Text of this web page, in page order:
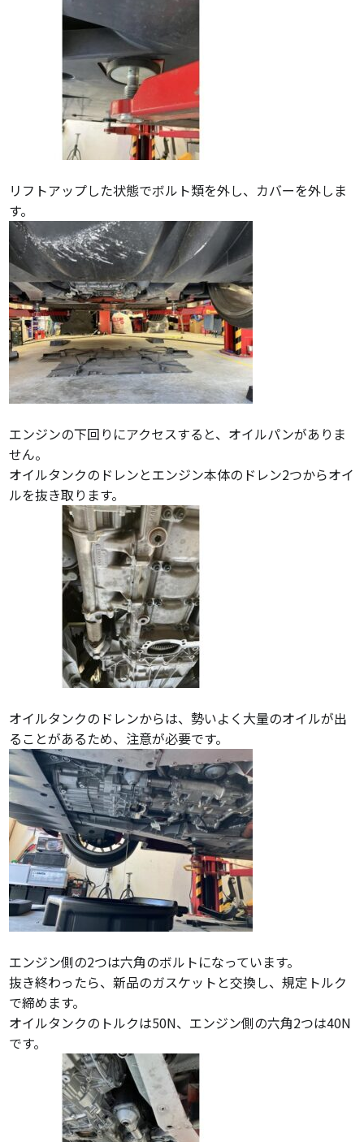
リフトアップした状態でボルト類を外し、カバーを外しま
す。
エンジンの下回りにアクセスすると、オイルパンがありま
せん。
オイルタンクのドレンとエンジン本体のドレン2つからオイ
ルを抜き取ります。
オイルタンクのドレンからは、勢いよく大量のオイルが出
ることがあるため、注意が必要です。
エンジン側の2つは六角のボルトになっています。
抜き終わったら、新品のガスケットと交換し、規定トルク
で締めます。
オイルタンクのトルクは50N、エンジン側の六角2つは40N
です。